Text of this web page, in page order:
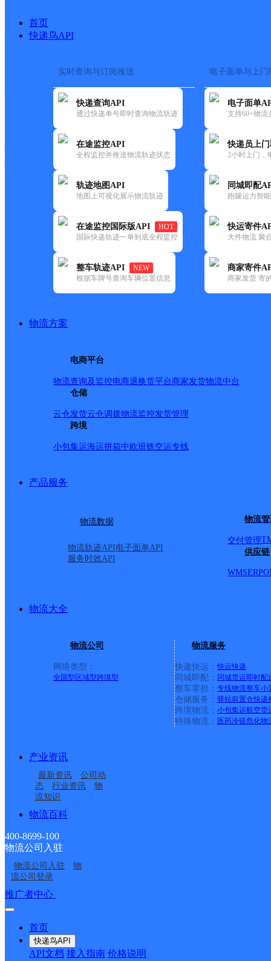
首页
快递鸟API
实时查询与订阅推送
快递查询API
通过快递单号即时查询物流轨迹
在途监控API
全程监控并推送物流轨迹状态
轨迹地图API
地图上可视化展示物流轨迹
在途监控国际版API
HOT
国际快递轨迹一单到底全程监控
整车轨迹API
NEW
根据车牌号查询车辆位置信息
电子面单与上门
电子面单
支持60+物流
快递员上
2小时上门，
同城即配
跑腿运力智
快运寄件
大件物流 聚
商家寄件
商家发货 寄
物流方案
电商平台
物流查询及监控电商退换货平台商家发货物流中台
仓储
云仓发货云仓调拨物流监控发货管理
跨境
小包集运海运拼箱中欧班铁空运专线
产品服务
物流数据
物流轨迹API电子面单API
服务时效API
物流
交付管理
供应链
WMSERP
物流大全
物流公司
网络类型：
全国型 区域型跨境型
物流服务
快递快运： 快运快递
同城即配： 同城货运即时配
整车零担： 专线物流整车小
仓储服务： 驿站前置仓快递
跨境物流： 小包集运航空货
特殊物流： 医药冷链危化物
产业资讯
最新资讯
公司动
态
行业资讯
物
流知识
物流百科
400-8699-100
物流公司入驻
物流公司入驻
物
流公司登录
推广者中心
首页
快递鸟API
API文档 接入指南 价格说明
快运大全 快递时效
德邦
孝感汉川市经济开发区营业部
更新时间：2022-07-12 00:00:00
所属快递：德邦快递
所属区域：湖北省-孝感市-汉川市
网点地址：湖北省孝感市汉川市霍城大道与福星路交汇处
网点负责人：
湖北汉川市公司帝豪分
部
汉川市韩集乡合作点
ID10893
汉川市杨林沟镇合作点
ID11055
汉川市新堰镇合作点
ID11048
孝感汉川市辉宇物流园
营业部
孝感汉川市乡镇营业部
接口API
API接口 DEMO下载